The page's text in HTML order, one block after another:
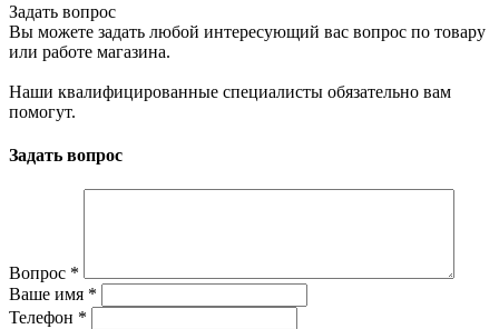
Задать вопрос
Вы можете задать любой интересующий вас вопрос по товару
или работе магазина.
Наши квалифицированные специалисты обязательно вам
помогут.
Задать вопрос
Вопрос *
Ваше имя *
Телефон *